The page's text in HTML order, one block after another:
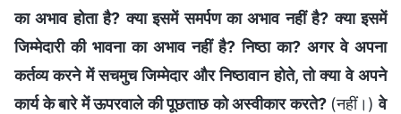
का अभाव होता है? क्या इसमें समर्पण का अभाव नहीं है? क्या इसमें
जिम्मेदारी की भावना का अभाव नहीं है? निष्ठा का? अगर वे अपना
कर्तव्य करने में सचमुच जिम्मेदार और निष्ठावान होते, तो क्या वे अपने
कार्य के बारे में ऊपरवाले की पूछताछ को अस्वीकार करते? (नहीं।) वे